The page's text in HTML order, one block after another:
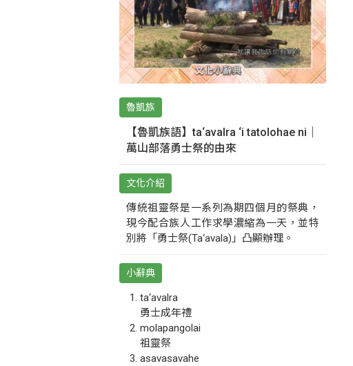
魯凱族
【魯凱族語】ta‘avalra ‘i tatolohae ni｜
萬山部落勇士祭的由來
文化介紹
傳統祖靈祭是一系列為期四個月的祭典，
現今配合族人工作求學濃縮為一天，並特
別將「勇士祭(Ta‘avala)」凸顯辦理。
小辭典
ta‘avalra
勇士成年禮
molapangolai
祖靈祭
asavasavahe